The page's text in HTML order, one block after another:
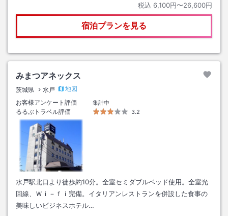
税込 6,100円〜26,600円
宿泊プランを見る
みまつアネックス
茨城県 水戸
地図
お客様アンケート評価
集計中
るるぶトラベル評価 3.2
水戸駅北口より徒歩約10分。全室セミダブルベッド使用。全室光
回線、Ｗｉ－ｆｉ完備。イタリアンレストランを併設した食事の
美味しいビジネスホテル…